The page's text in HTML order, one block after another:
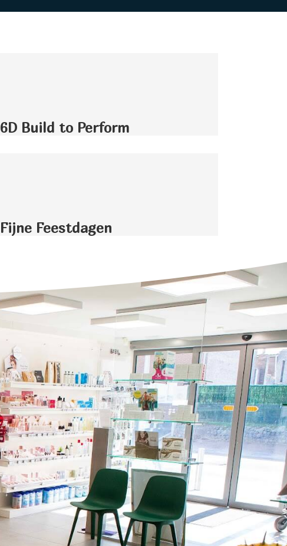
6D Build to Perform
Fijne Feestdagen